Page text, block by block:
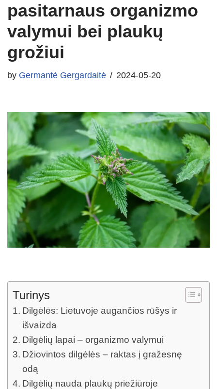
pasitarnaus organizmo
valymui bei plaukų
grožiui
by Germantė Gergardaitė 2024-05-20
Turinys
Dilgėlės: Lietuvoje augančios rūšys ir
išvaizda
Dilgėlių lapai – organizmo valymui
Džiovintos dilgėlės – raktas į gražesnę
odą
Dilgėlių nauda plaukų priežiūroje